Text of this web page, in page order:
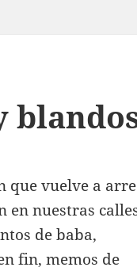
que vuelve a
en nuestras
de baba,
fin, memos de